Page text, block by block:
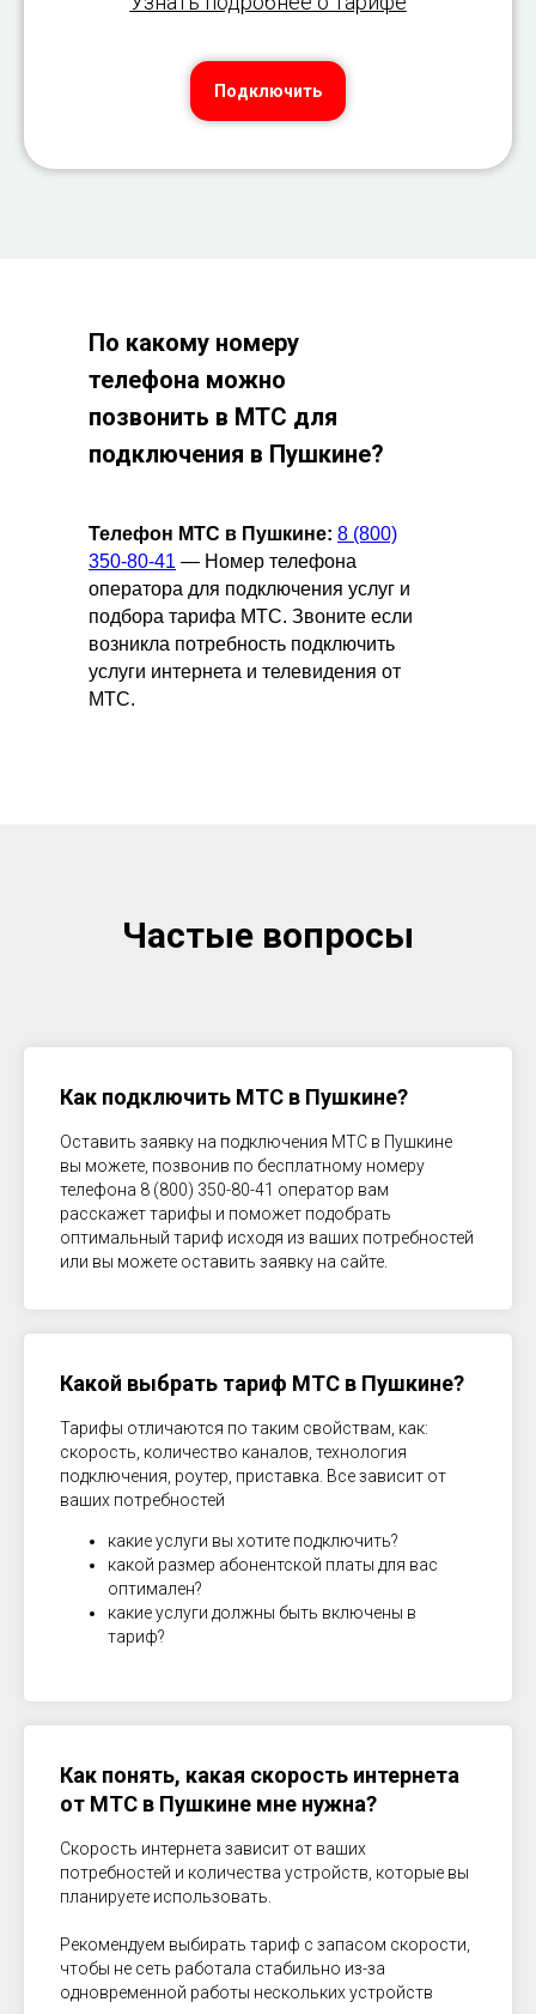
Подключить
Телефон МТС в Пушкине: 8 (800)
350-80-41 — Номер телефона
оператора для подключения услуг и
подбора тарифа МТС. Звоните если
возникла потребность подключить
услуги интернета и телевидения от
МТС.
По какому номеру
телефона можно
позвонить в МТС для
подключения в Пушкине?
Частые вопросы
Как подключить МТС в Пушкине?
Оставить заявку на подключения МТС в Пушкине
вы можете, позвонив по бесплатному номеру
телефона 8 (800) 350-80-41 оператор вам
расскажет тарифы и поможет подобрать
оптимальный тариф исходя из ваших потребностей
или вы можете оставить заявку на сайте.
Какой выбрать тариф МТС в Пушкине?
Тарифы отличаются по таким свойствам, как:
скорость, количество каналов, технология
подключения, роутер, приставка. Все зависит от
ваших потребностей
какие услуги вы хотите подключить?
какой размер абонентской платы для вас
оптимален?
какие услуги должны быть включены в
тариф?
Как понять, какая скорость интернета
от МТС в Пушкине мне нужна?
Скорость интернета зависит от ваших
потребностей и количества устройств, которые вы
планируете использовать.
Рекомендуем выбирать тариф с запасом скорости,
чтобы не сеть работала стабильно из-за
одновременной работы нескольких устройств